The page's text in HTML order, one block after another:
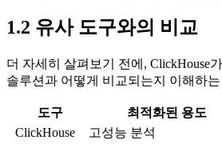
1.2 유사 도구와의 비교
더 자세히 살펴보기 전에, ClickHouse
솔루션과 어떻게 비교되는지 이해하
도구 최적화된 용도
ClickHouse
고성능 분석